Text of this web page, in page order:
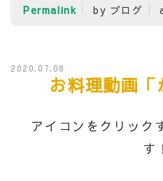
Permalink by ブログ
2020.07.08
お料理動画「
アイコンをクリック
す！